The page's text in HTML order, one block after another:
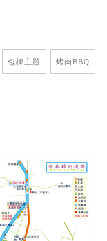
包棟主題 烤肉BBQ